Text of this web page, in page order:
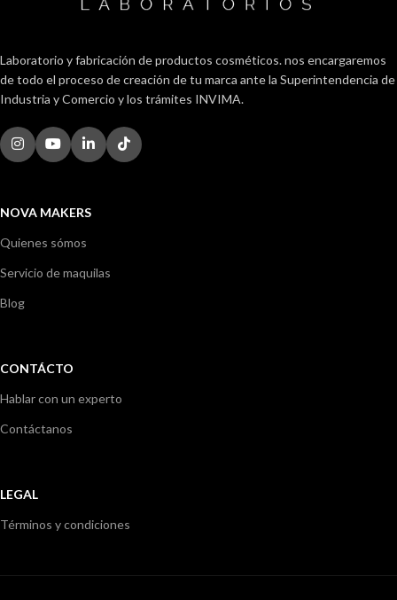
Laboratorio y fabricación de productos cosméticos. nos encargaremos
de todo el proceso de creación de tu marca ante la Superintendencia de
Industria y Comercio y los trámites INVIMA.
NOVA MAKERS
Quienes sómos
Servicio de maquilas
Blog
CONTÁCTO
Hablar con un experto
Contáctanos
LEGAL
Términos y condiciones